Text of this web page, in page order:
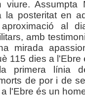
viure. Assumpta
la posteritat en
aproximació al
amb
mirada
115 dies a
primera línia
de por i de
l'Ebre és un